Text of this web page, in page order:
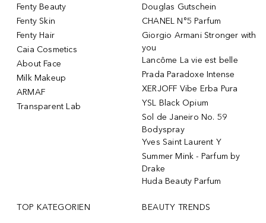
Fenty Beauty
Fenty Skin
Fenty Hair
Caia Cosmetics
About Face
Milk Makeup
ARMAF
Transparent Lab
Douglas Gutschein
CHANEL N°5 Parfum
Giorgio Armani Stronger with
you
Lancôme La vie est belle
Prada Paradoxe Intense
XERJOFF Vibe Erba Pura
YSL Black Opium
Sol de Janeiro No. 59
Bodyspray
Yves Saint Laurent Y
Summer Mink - Parfum by
Drake
Huda Beauty Parfum
TOP KATEGORIEN BEAUTY TRENDS